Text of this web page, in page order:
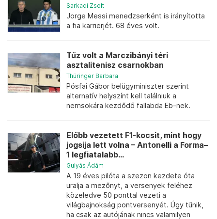
Sarkadi Zsolt
Jorge Messi menedzserként is irányította
a fia karrierjét. 68 éves volt.
Tűz volt a Marczibányi téri
asztalitenisz csarnokban
Thüringer Barbara
Pósfai Gábor belügyminiszter szerint
alternatív helyszínt kell találniuk a
nemsokára kezdődő fallabda Eb-nek.
Előbb vezetett F1-kocsit, mint hogy
jogsija lett volna – Antonelli a Forma–
1 legfiatalabb...
Gulyás Ádám
A 19 éves pilóta a szezon kezdete óta
uralja a mezőnyt, a versenyek feléhez
közeledve 50 ponttal vezeti a
világbajnokság pontversenyét. Úgy tűnik,
ha csak az autójának nincs valamilyen